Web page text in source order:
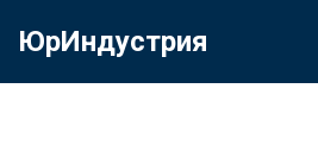
ЮрИндустрия